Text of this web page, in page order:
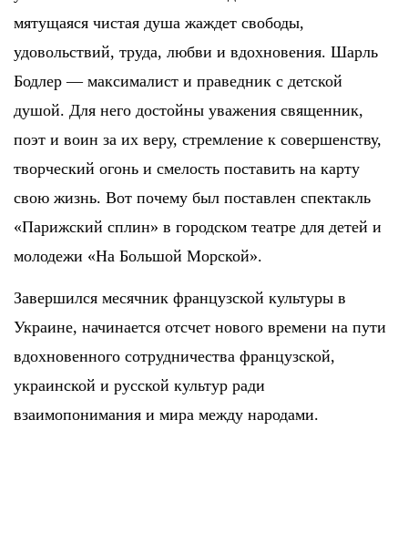
мятущаяся чистая душа жаждет свободы,
удовольствий, труда, любви и вдохновения. Шарль
Бодлер — максималист и праведник с детской
душой. Для него достойны уважения священник,
поэт и воин за их веру, стремление к совершенству,
творческий огонь и смелость поставить на карту
свою жизнь. Вот почему был поставлен спектакль
«Парижский сплин» в городском театре для детей и
молодежи «На Большой Морской».
Завершился месячник французской культуры в
Украине, начинается отсчет нового времени на пути
вдохновенного сотрудничества французской,
украинской и русской культур ради
взаимопонимания и мира между народами.